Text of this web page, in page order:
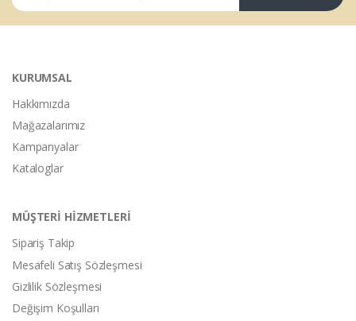
KURUMSAL
Hakkımızda
Mağazalarımız
Kampanyalar
Kataloglar
MÜŞTERİ HİZMETLERİ
Sipariş Takip
Mesafeli Satış Sözleşmesi
Gizlilik Sözleşmesi
Değişim Koşulları